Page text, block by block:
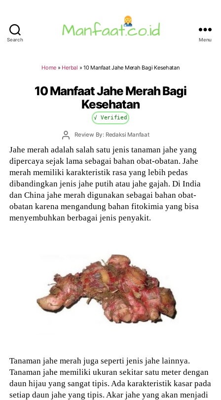
Search Menu
Home » Herbal »10 Manfaat Jahe Merah Bagi Kesehatan
10 Manfaat Jahe Merah Bagi
Kesehatan
√ Verified
PostReview By: Redaksi Manfaat
Jahe merah adalah salah satu jenis tanaman jahe yang
dipercaya sejak lama sebagai bahan obat-obatan. Jahe
merah memiliki karakteristik rasa yang lebih pedas
dibandingkan jenis jahe putih atau jahe gajah. Di India
dan China jahe merah digunakan sebagai bahan obat-
obatan karena mengandung bahan fitokimia yang bisa
menyembuhkan berbagai jenis penyakit.
Tanaman jahe merah juga seperti jenis jahe lainnya.
Tanaman jahe memiliki ukuran sekitar satu meter dengan
daun hijau yang sangat tipis. Ada karakteristik kasar pada
setiap daun jahe yang tipis. Akar jahe yang akan menjadi